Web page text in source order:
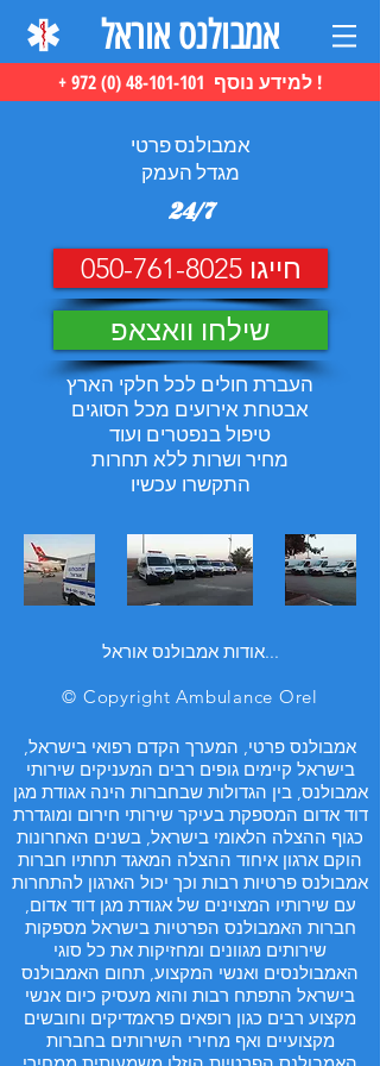
אמבולנס אוראל
+ 972 (0) 48-101-101 למידע נוסף !
אמבולנס פרטי
מגדל העמק
24/7
חייגו 050-761-8025
שילחו וואצאפ
העברת חולים לכל חלקי הארץ
אבטחת אירועים מכל הסוגים
טיפול בנפטרים ועוד
מחיר ושרות ללא תחרות
התקשרו עכשיו
אודות אמבולנס אוראל...
© Copyright Ambulance Orel
אמבולנס פרטי, המערך הקדם רפואי בישראל,
בישראל קיימים גופים רבים המעניקים שירותי
אמבולנס, בין הגדולות שבחברות הינה אגודת מגן
דוד אדום המספקת בעיקר שירותי חירום ומוגדרת
כגוף ההצלה הלאומי בישראל, בשנים האחרונות
הוקם ארגון איחוד ההצלה המאגד תחתיו חברות
אמבולנס פרטיות רבות וכך יכול הארגון להתחרות
עם שירותיו המצוינים של אגודת מגן דוד אדום,
חברות האמבולנס הפרטיות בישראל מספקות
שירותים מגוונים ומחזיקות את כל סוגי
האמבולנסים ואנשי המקצוע, תחום האמבולנס
בישראל התפתח רבות והוא מעסיק כיום אנשי
מקצוע רבים כגון רופאים פראמדיקים וחובשים
מקצועיים ואף מחירי השירותים בחברות